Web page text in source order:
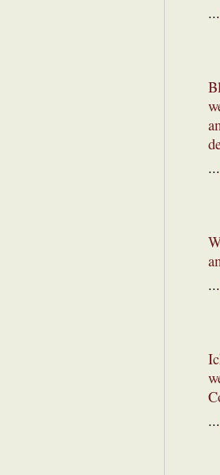
...
...
...
...